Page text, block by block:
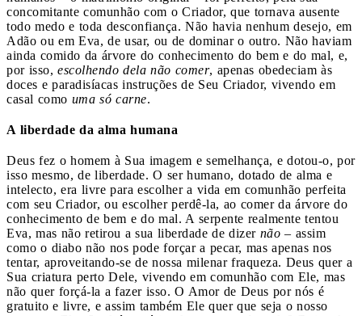
concomitante comunhão com o Criador, que tornava ausente
todo medo e toda desconfiança. Não havia nenhum desejo, em
Adão ou em Eva, de usar, ou de dominar o outro. Não haviam
ainda comido da árvore do conhecimento do bem e do mal, e,
por isso, escolhendo dela não comer, apenas obedeciam às
doces e paradisíacas instruções de Seu Criador, vivendo em
casal como uma só carne.
A liberdade da alma humana
Deus fez o homem à Sua imagem e semelhança, e dotou-o, por
isso mesmo, de liberdade. O ser humano, dotado de alma e
intelecto, era livre para escolher a vida em comunhão perfeita
com seu Criador, ou escolher perdê-la, ao comer da árvore do
conhecimento de bem e do mal. A serpente realmente tentou
Eva, mas não retirou a sua liberdade de dizer não – assim
como o diabo não nos pode forçar a pecar, mas apenas nos
tentar, aproveitando-se de nossa milenar fraqueza. Deus quer a
Sua criatura perto Dele, vivendo em comunhão com Ele, mas
não quer forçá-la a fazer isso. O Amor de Deus por nós é
gratuito e livre, e assim também Ele quer que seja o nosso